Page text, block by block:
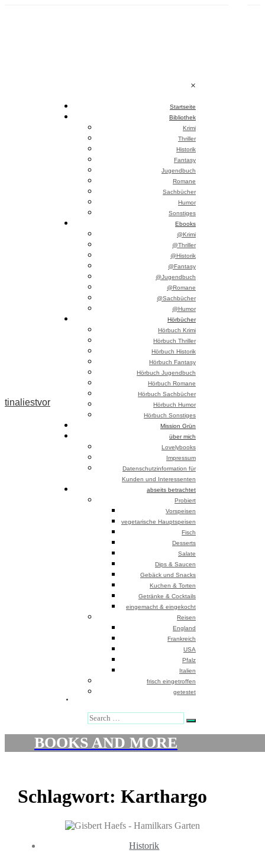
tinaliestvor
×
Startseite
Bibliothek
Krimi
Thriller
Historik
Fantasy
Jugendbuch
Romane
Sachbücher
Humor
Sonstiges
Ebooks
@Krimi
@Thriller
@Historik
@Fantasy
@Jugendbuch
@Romane
@Sachbücher
@Humor
Hörbücher
Hörbuch Krimi
Hörbuch Thriller
Hörbuch Historik
Hörbuch Fantasy
Hörbuch Jugendbuch
Hörbuch Romane
Hörbuch Sachbücher
Hörbuch Humor
Hörbuch Sonstiges
Mission Grün
über mich
Lovelybooks
Impressum
Datenschutzinformation für
Kunden und Interessenten
abseits betrachtet
Probiert
Vorspeisen
vegetarische Hauptspeisen
Fisch
Desserts
Salate
Dips & Saucen
Gebäck und Snacks
Kuchen & Torten
Getränke & Cocktails
eingemacht & eingekocht
Reisen
England
Frankreich
USA
Pfalz
Italien
frisch eingetroffen
getestet
Search
BOOKS AND MORE
Schlagwort: Karthargo
Historik